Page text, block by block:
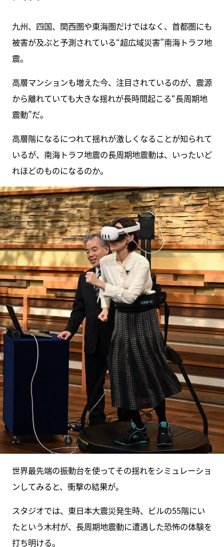
九州、四国、関西圏や東海圏だけではなく、首都圏にも
被害が及ぶと予測されている“超広域災害”南海トラフ地
震。
高層マンションも増えた今、注目されているのが、震源
から離れていても大きな揺れが長時間起こる“長周期地
震動”だ。
高層階になるにつれて揺れが激しくなることが知られて
いるが、南海トラフ地震の長周期地震動は、いったいど
れほどのものになるのか。
世界最先端の振動台を使ってその揺れをシミュレーショ
ンしてみると、衝撃の結果が。
スタジオでは、東日本大震災発生時、ビルの55階にい
たという木村が、長周期地震動に遭遇した恐怖の体験を
打ち明ける。